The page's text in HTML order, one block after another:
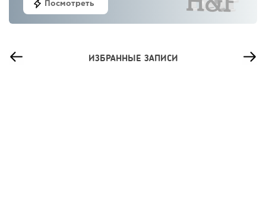
Посмотреть
ИЗБРАННЫЕ ЗАПИСИ